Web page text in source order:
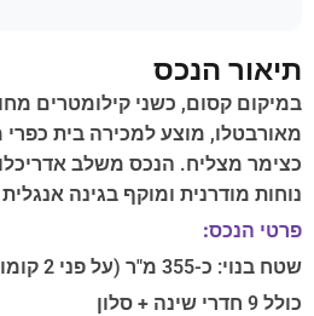
תיאור הנכס
במיקום קסום, כשני קילומטרים
מאורבטלו, מוצע למכירה בית
כצימר מצליח. הנכס משלב
נוחות מודרנית ומוקף בגינה
פרטי הנכס:
שטח בנוי: כ-355 מ"ר (על פני 2 קומות)
כולל 9 חדרי שינה + סלון